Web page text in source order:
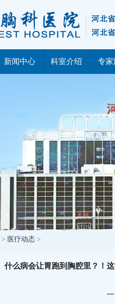
新闻中心 科室介绍 专
> 医疗动态 >
什么病会让胃跑到胸腔里？！